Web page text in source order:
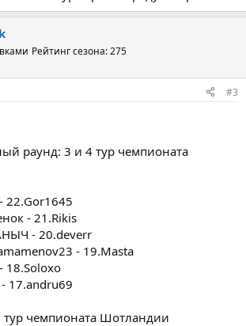
Рейтинг сезона: 275
#3
раунд: 3 и 4 тур чемпионата
22.Gor1645
- 21.Rikis
- 20.deverr
- 19.Masta
18.Soloxo
17.andru69
чемпионата Шотландии